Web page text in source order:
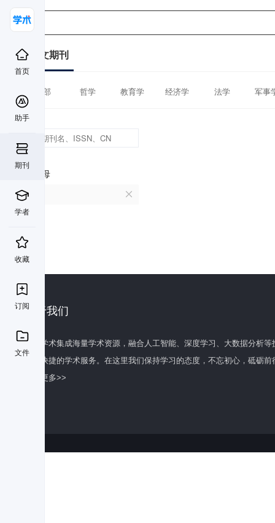
首页
助手
期刊
学者
收藏
订阅
文件
中文期刊
全部 哲学 教育学 经济学 法学 军事
首字母
P
关于我们
百度学术集成海量学术资源，融合人工智能、深度学习、大数据分析
全面快捷的学术服务。在这里我们保持学习的态度，不忘初心，砥砺前
了解更多>>